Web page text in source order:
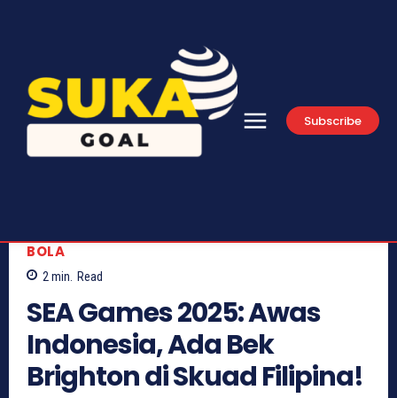
Subscribe
BOLA
2 min. Read
SEA Games 2025: Awas
Indonesia, Ada Bek
Brighton di Skuad Filipina!